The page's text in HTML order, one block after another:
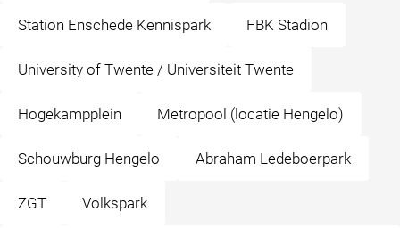
Station Enschede Kennispark FBK Stadion
University of Twente / Universiteit Twente
Hogekampplein Metropool (locatie Hengelo)
Schouwburg Hengelo Abraham Ledeboerpark
ZGT Volkspark